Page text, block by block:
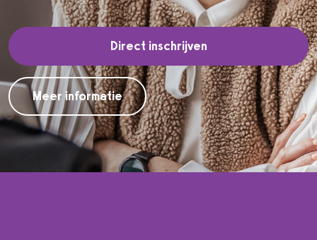
Direct inschrijven
Meer informatie